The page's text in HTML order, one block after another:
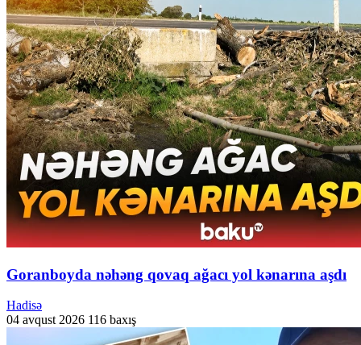
Goranboyda nəhəng qovaq ağacı yol kənarına aşdı
Hadisə
04 avqust 2026 116 baxış